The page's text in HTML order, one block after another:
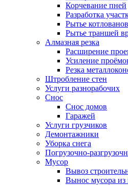
Корчевание пней
Разработка
Рытье
Рытье траншей
Алмазная резка
Расширение
Усиление
Резка
Штробление стен
Услуги разнорабочих
Снос
Снос домов
Гаражей
Услуги грузчиков
Демонтажники
Уборка снега
Погрузочно-
Мусор
Вывоз
Вынос мусора из